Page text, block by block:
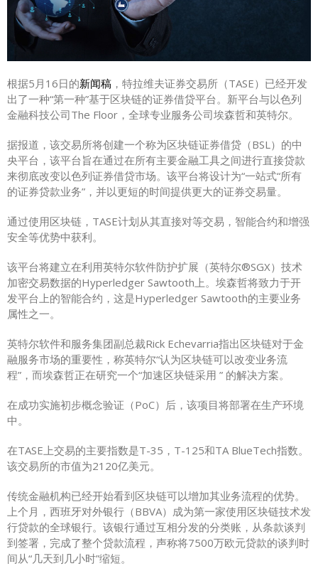
根据5月16日的新闻稿 ，特拉维夫证券交易所（TASE）已经开发
出了一种“第一种”基于区块链的证券借贷平台。新平台与以色列
金融科技公司The Floor，全球专业服务公司埃森哲和英特尔。
据报道，该交易所将创建一个称为区块链证券借贷（BSL）的中
央平台，该平台旨在通过在所有主要金融工具之间进行直接贷款
来彻底改变以色列证券借贷市场。该平台将设计为“一站式“所有
的证券贷款业务”，并以更短的时间提供更大的证券交易量。
通过使用区块链，TASE计划从其直接对等交易，智能合约和增强
安全等优势中获利。
该平台将建立在利用英特尔软件防护扩展（英特尔®SGX）技术
加密交易数据的Hyperledger Sawtooth上。埃森哲将致力于开
发平台上的智能合约，这是Hyperledger Sawtooth的主要业务
属性之一。
英特尔软件和服务集团副总裁Rick Echevarria指出区块链对于金
融服务市场的重要性，称英特尔“认为区块链可以改变业务流
程”，而埃森哲正在研究一个“加速区块链采用 ” 的解决方案。
在成功实施初步概念验证（PoC）后，该项目将部署在生产环境
中。
在TASE上交易的主要指数是T-35，T-125和TA BlueTech指数。
该交易所的市值为2120亿美元。
传统金融机构已经开始看到区块链可以增加其业务流程的优势。
上个月，西班牙对外银行（BBVA） 成为第一家使用区块链技术发
行贷款的全球银行。该银行通过互相分发的分类账，从条款谈判
到签署，完成了整个贷款流程，声称将7500万欧元贷款的谈判时
间从“几天到几小时”缩短。